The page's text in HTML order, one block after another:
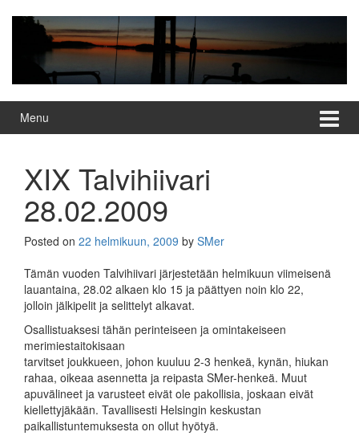
Menu
XIX Talvihiivari
28.02.2009
Posted on 22 helmikuun, 2009 by SMer
Tämän vuoden Talvihiivari järjestetään helmikuun viimeisenä
lauantaina, 28.02 alkaen klo 15 ja päättyen noin klo 22,
jolloin jälkipelit ja selittelyt alkavat.
Osallistuaksesi tähän perinteiseen ja omintakeiseen
merimiestaitokisaan
tarvitset joukkueen, johon kuuluu 2-3 henkeä, kynän, hiukan
rahaa, oikeaa asennetta ja reipasta SMer-henkeä. Muut
apuvälineet ja varusteet eivät ole pakollisia, joskaan eivät
kiellettyjäkään. Tavallisesti Helsingin keskustan
paikallistuntemuksesta on ollut hyötyä.